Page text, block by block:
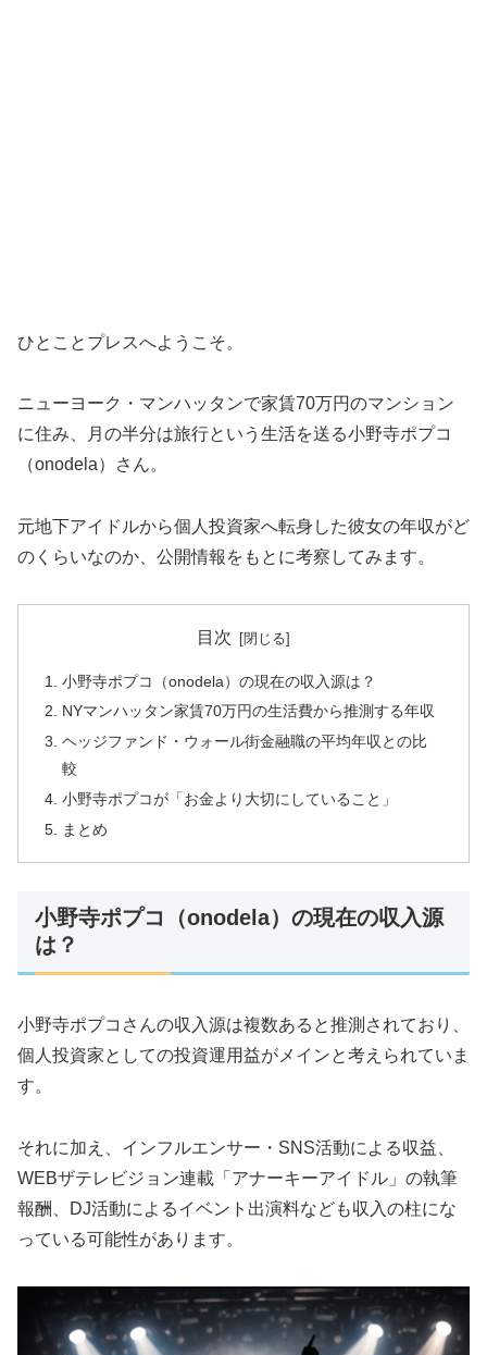
ひとことプレスへようこそ。
ニューヨーク・マンハッタンで家賃70万円のマンション
に住み、月の半分は旅行という生活を送る小野寺ポプコ
（onodela）さん。
元地下アイドルから個人投資家へ転身した彼女の年収がど
のくらいなのか、公開情報をもとに考察してみます。
目次
小野寺ポプコ（onodela）の現在の収入源は？
NYマンハッタン家賃70万円の生活費から推測する年収
ヘッジファンド・ウォール街金融職の平均年収との比
較
小野寺ポプコが「お金より大切にしていること」
まとめ
小野寺ポプコ（onodela）の現在の収入源
は？
小野寺ポプコさんの収入源は複数あると推測されており、
個人投資家としての投資運用益がメインと考えられていま
す。
それに加え、インフルエンサー・SNS活動による収益、
WEBザテレビジョン連載「アナーキーアイドル」の執筆
報酬、DJ活動によるイベント出演料なども収入の柱にな
っている可能性があります。